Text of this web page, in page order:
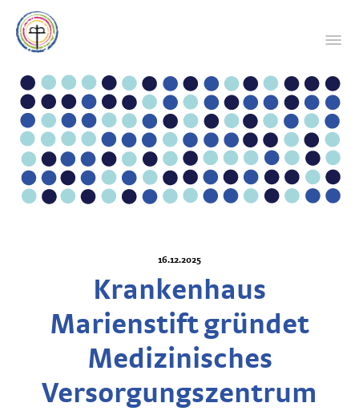
16.12.2025
Krankenhaus
Marienstift gründet
Medizinisches
Versorgungszentrum